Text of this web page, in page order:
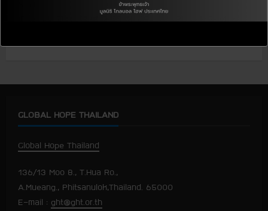
i
e
R
e
a
[태국 내 교류] 홍콩 거주 한국인 부부의 사랑과 행복
GLOBAL HOPE THAILAND
Global Hope Thailand
136/13 Moo 8., T.Hua Ro.,
A.Mueang., Phitsanulok,Thailand. 65000
E-mail : ght@ght.or.th